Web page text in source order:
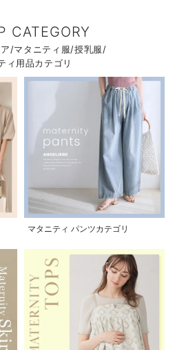
CATEGORY
/マタニティ服/授乳服/
ィ用品カテゴリ
マタニティ パンツカテゴリ